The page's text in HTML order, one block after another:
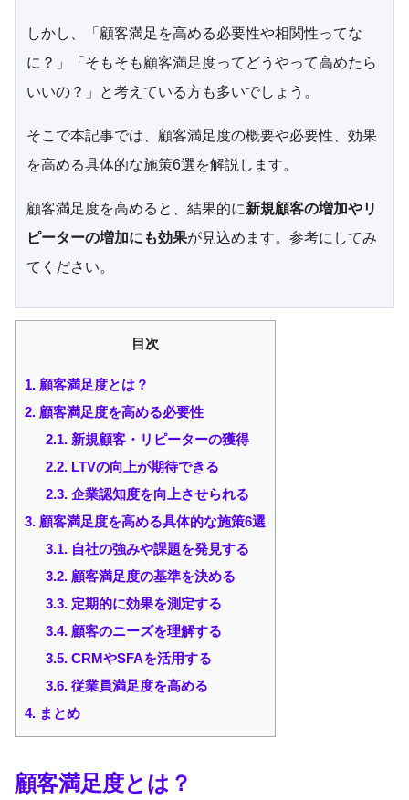
しかし、「顧客満足を高める必要性や相関性ってな
に？」「そもそも顧客満足度ってどうやって高めたら
いいの？」と考えている方も多いでしょう。
そこで本記事では、顧客満足度の概要や必要性、効果
を高める具体的な施策6選を解説します。
顧客満足度を高めると、結果的に新規顧客の増加やリ
ピーターの増加にも効果が見込めます。参考にしてみ
てください。
目次
1. 顧客満足度とは？
2. 顧客満足度を高める必要性
2.1.新規顧客・リピーターの獲得
2.2.LTVの向上が期待できる
2.3.企業認知度を向上させられる
3. 顧客満足度を高める具体的な施策6選
3.1.自社の強みや課題を発見する
3.2.顧客満足度の基準を決める
3.3.定期的に効果を測定する
3.4.顧客のニーズを理解する
3.5.CRMやSFAを活用する
3.6.従業員満足度を高める
4. まとめ
顧客満足度とは？